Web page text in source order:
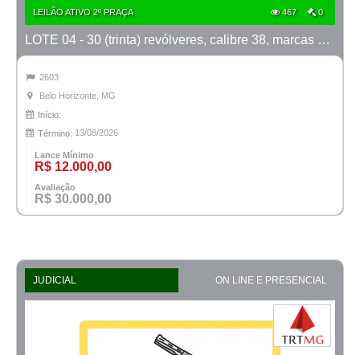
LEILÃO ATIVO 2º PRAÇA 467 0
LOTE 04 - 30 (trinta) revólveres, calibre 38, marcas Taurus e Rossi
2603
Belo Horizonte, MG
Início:
Término: 13/08/2026
Lance Mínimo
R$ 12.000,00
Avaliação
R$ 30.000,00
JUDICIAL ON LINE E PRESENCIAL